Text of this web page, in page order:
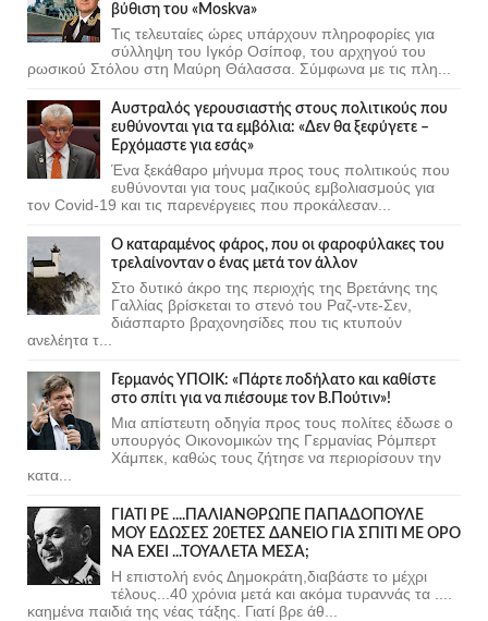
βύθιση του «Moskva»
Τις τελευταίες ώρες υπάρχουν πληροφορίες για
σύλληψη του Ιγκόρ Οσίποφ, του αρχηγού του
ρωσικού Στόλου στη Μαύρη Θάλασσα. Σύμφωνα με τις πλη...
Αυστραλός γερουσιαστής στους πολιτικούς που
ευθύνονται για τα εμβόλια: «Δεν θα ξεφύγετε –
Ερχόμαστε για εσάς»
Ένα ξεκάθαρο μήνυμα προς τους πολιτικούς που
ευθύνονται για τους μαζικούς εμβολιασμούς για
τον Covid-19 και τις παρενέργειες που προκάλεσαν...
Ο καταραμένος φάρος, που οι φαροφύλακες του
τρελαίνονταν ο ένας μετά τον άλλον
Στο δυτικό άκρο της περιοχής της Βρετάνης της
Γαλλίας βρίσκεται το στενό του Ραζ-ντε-Σεν,
διάσπαρτο βραχονησίδες που τις κτυπούν
ανελέητα τ...
Γερμανός ΥΠΟΙΚ: «Πάρτε ποδήλατο και καθίστε
στο σπίτι για να πιέσουμε τον Β.Πούτιν»!
Μια απίστευτη οδηγία προς τους πολίτες έδωσε ο
υπουργός Οικονομικών της Γερμανίας Ρόμπερτ
Χάμπεκ, καθώς τους ζήτησε να περιορίσουν την
κατα...
ΓΙΑΤΙ ΡΕ ....ΠΑΛΙΑΝΘΡΩΠΕ ΠΑΠΑΔΟΠΟΥΛΕ
ΜΟΥ ΕΔΩΣΕΣ 20ΕΤΕΣ ΔΑΝΕΙΟ ΓΙΑ ΣΠΙΤΙ ΜΕ ΟΡΟ
ΝΑ ΕΧΕΙ ...ΤΟΥΑΛΕΤΑ ΜΕΣΑ;
Η επιστολή ενός Δημοκράτη,διαβάστε το μέχρι
τέλους...40 χρόνια μετά και ακόμα τυραννάς τα ....
καημένα παιδιά της νέας τάξης. Γιατί βρε άθ...